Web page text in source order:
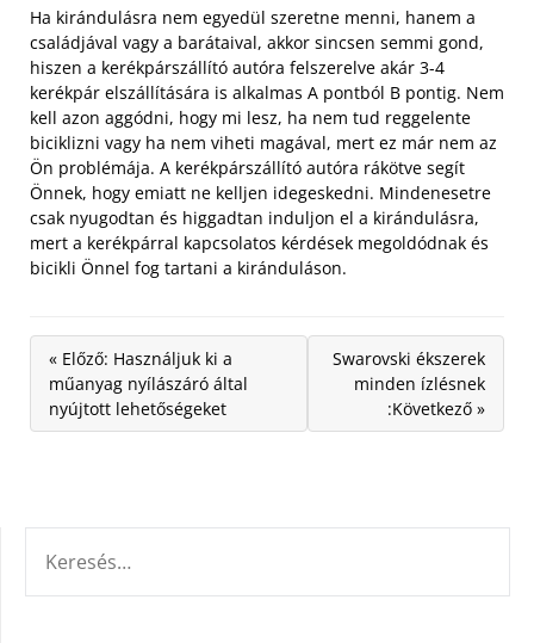
Ha kirándulásra nem egyedül szeretne menni, hanem a
családjával vagy a barátaival, akkor sincsen semmi gond,
hiszen a kerékpárszállító autóra felszerelve akár 3-4
kerékpár elszállítására is alkalmas A pontból B pontig. Nem
kell azon aggódni, hogy mi lesz, ha nem tud reggelente
biciklizni vagy ha nem viheti magával, mert ez már nem az
Ön problémája. A kerékpárszállító autóra rákötve segít
Önnek, hogy emiatt ne kelljen idegeskedni. Mindenesetre
csak nyugodtan és higgadtan induljon el a kirándulásra,
mert a kerékpárral kapcsolatos kérdések megoldódnak és
bicikli Önnel fog tartani a kiránduláson.
« Előző: Használjuk ki a
műanyag nyílászáró által
nyújtott lehetőségeket
Swarovski ékszerek
minden ízlésnek
:Következő »